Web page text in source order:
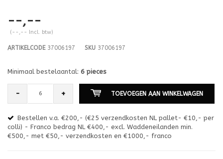
--,--
(--,-- Incl. btw)
ARTIKELCODE37006197 SKU 37006197
Minimaal bestelaantal: 6 pieces
- + TOEVOEGEN AAN WINKELWAGEN
Bestellen v.a. €200,- (€25 verzendkosten NL pallet- €10,- per
colli) - Franco bedrag NL €400,- excl. Waddeneilanden min.
€500,- met €50,- verzendkosten en €1000,- franco